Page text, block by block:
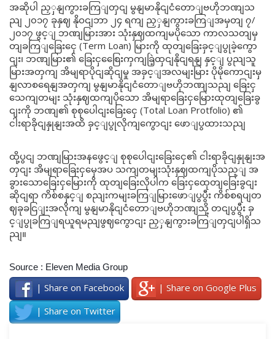
အဆိုပါ ညှှနျကွားခကြျတှငျ မွနျမာနိုငျငံတောျဗဟိုဘဏျသ
ညျ ၂၀၁၇ ခုနှဈ နိုဝငျဘာ ၂၄ ရကျ ညှှနျကွားခကြျအမှတျ ၇/
၂၀၁၇ ဖွင့ျ ဘဏျမြားအား သုံးနှဈထကျမပိုသော ကာလသတျမှ
တျခကြျခြေးငှေ (Term Loan) မြားကို ထုတျခြေးခှင့ျပွုခဲ့ကွော
ငျး၊ ဘဏျမြား၏ ခြေးငှစြေေးကှကျခြဲ့ထှငျနိုငျရနျ နှင့ျ ပွညျသူ
မြားအတှကျ အိမျရာပိုငျဆိုငျမှု အခှင့ျအလမျးမြား ပိုမိုကောငျးမှ
နျလာစရေနျအတှကျ မွနျမာနိုငျငံတောျဗဟိုဘဏျသညျ ခြေးငှ
သေကျတမျး သုံးနှဈထကျပိုသော အိမျရာခြေးငှမြေားထုတျခြေးခွ
ငျးကို ဘဏျ၏ စုစုပေါငျးခြေးငှေ (Total Loan Protfolio) ၏
ငါးရာခိုငျနှုနျးအထိ ခှင့ျပွုလိုကျကွောငျး ဖောျပွထားသညျ
ထို့ပွငျ ဘဏျမြားအနဖွေင့ျ စုစုပေါငျးခြေးငှေ၏ ငါးရာခိုငျနှုနျးအ
တှငျး အိမျရာခြေးငှမှေအပ သကျတမျးသုံးနှဈထကျပိုသည့ျ အ
ခွားသောခြေးငှမြေားကို ထုတျခြေးလိုပါက ခြေးငှထေုတျခြေးခွငျး
ဆိုငျရာ ကိစ်စနှင့ျ စညျးကမျးခကြျမြားဖောျပွပွီး ကိစ်စရပျတ
ဈခုခငြျးအလိုကျ မွနျမာနိုငျငံတောျဗဟိုဘဏျသို့ တငျပွပွီး ခှ
င့ျပွုခကြျရယူရမညျဖွဈကွောငျး ညှှနျကွားခကြျတှငျပါရှိသ
ညျ။
Source : Eleven Media Group
| Share on Facebook
| Share on Google Plus
| Share on Twitter